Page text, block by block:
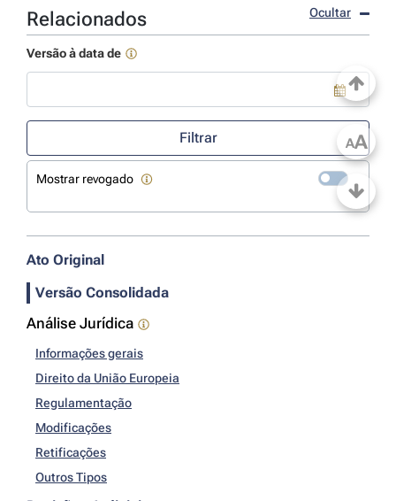
Relacionados Ocultar
Versão à data de
Filtrar
Mostrar revogado
Ato Original
Versão Consolidada
Análise Jurídica
Informações gerais
Direito da União Europeia
Regulamentação
Modificações
Retificações
Outros Tipos
AA